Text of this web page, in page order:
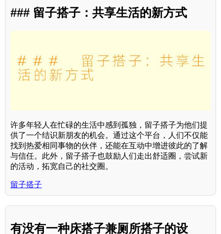
### 留子搭子：共享生活的新方式
许多年轻人在忙碌的生活中感到孤独，留子搭子为他们提
供了一个结识新朋友的机会。通过这个平台，人们不仅能
找到热爱相同事物的伙伴，还能在互动中增进彼此的了解
与信任。此外，留子搭子也鼓励人们走出舒适圈，尝试新
的活动，拓宽自己的社交圈。
留子搭子
有没有一种床搭子兼厕所搭子的设